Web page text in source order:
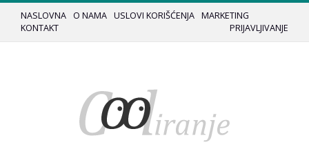
NASLOVNA O NAMA USLOVI KORIŠĆENJA MARKETING
KONTAKT
PRIJAVLJIVANJE